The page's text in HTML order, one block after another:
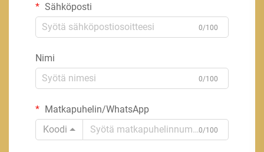
Sähköposti
0/100
Nimi
0/100
Matkapuhelin/WhatsApp
Koodi
0/100